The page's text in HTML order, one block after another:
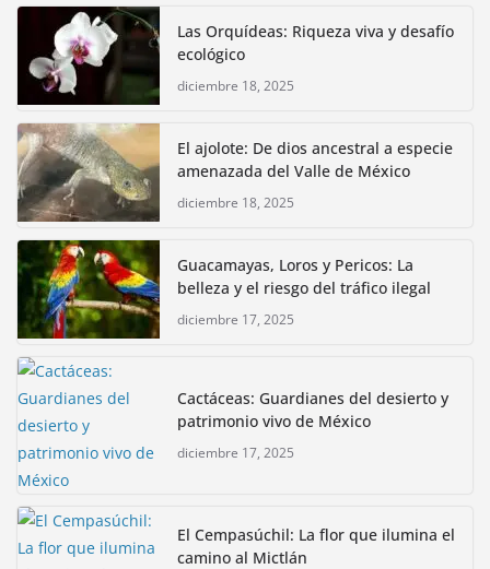
Las Orquídeas: Riqueza viva y desafío
ecológico
diciembre 18, 2025
El ajolote: De dios ancestral a especie
amenazada del Valle de México
diciembre 18, 2025
Guacamayas, Loros y Pericos: La
belleza y el riesgo del tráfico ilegal
diciembre 17, 2025
Cactáceas: Guardianes del desierto y
patrimonio vivo de México
diciembre 17, 2025
El Cempasúchil: La flor que ilumina el
camino al Mictlán